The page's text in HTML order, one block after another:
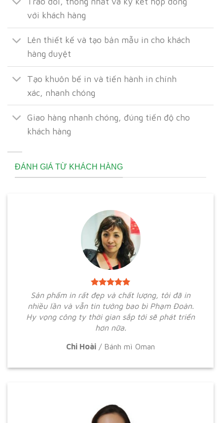
với khách hàng
Lên thiết kế và tạo bản mẫu in cho khách
hàng duyệt
Tạo khuôn bế in và tiến hành in chính
xác, nhanh chóng
Giao hàng nhanh chóng, đúng tiến độ cho
khách hàng
ĐÁNH GIÁ TỪ KHÁCH HÀNG
Sản phẩm in rất đẹp và chất lượng, tôi đã in
nhiều lần và vẫn tin tưởng bao bì Phạm Đoàn.
Hy vọng công ty thời gian sắp tới sẽ phát triển
hơn nữa.
Chi Hoài / Bánh mì Oman